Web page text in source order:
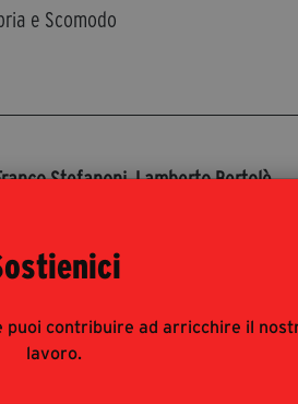
puoi contribuire ad arricchire il
lavoro.
e Scomodo
Stefanoni,Lamberto Bertolè
Comune di Milano) e
Giampiero Rossi e Franco